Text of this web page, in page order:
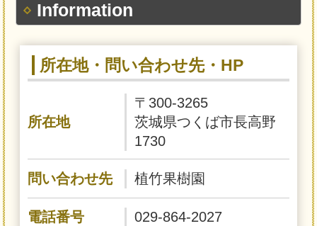
Information
所在地・問い合わせ先・HP
所在地
〒300-3265
茨城県つくば市長高野
1730
問い合わせ先 植竹果樹園
電話番号 029-864-2027